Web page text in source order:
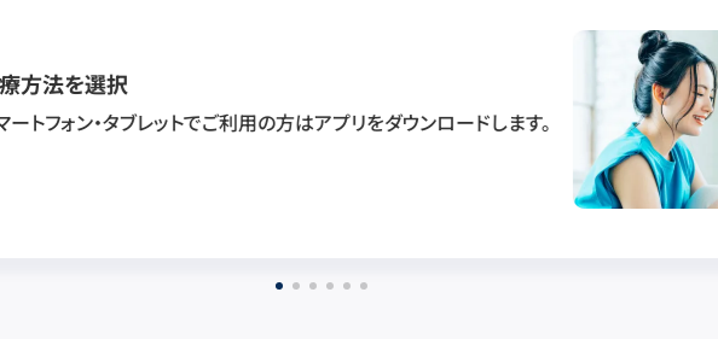
方法を選択
ートフォン・タブレットでご利用の方はアプリをダウンロードします。